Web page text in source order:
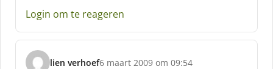
:Login om te reageren
lien verhoef6 maart 2009 om 09:54